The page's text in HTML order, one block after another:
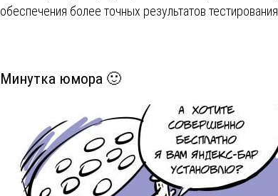
обеспечения более точных результатов тестирования.
Минутка юмора 🙂